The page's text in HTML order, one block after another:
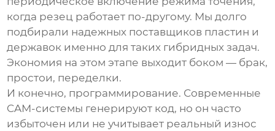
когда резец работает по-другому. Мы долго
подбирали надежных поставщиков пластин и
державок именно для таких гибридных задач.
Экономия на этом этапе выходит боком — брак,
простои, переделки.
И конечно, программирование. Современные
CAM-системы генерируют код, но он часто
избыточен или не учитывает реальный износ